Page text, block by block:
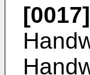
[0017]